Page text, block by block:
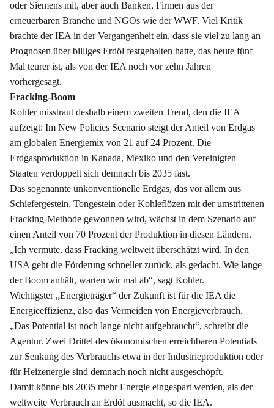
oder Siemens mit, aber auch Banken, Firmen aus der
erneuerbaren Branche und NGOs wie der WWF. Viel Kritik
brachte der IEA in der Vergangenheit ein, dass sie viel zu lang an
Prognosen über billiges Erdöl festgehalten hatte, das heute fünf
Mal teurer ist, als von der IEA noch vor zehn Jahren
vorhergesagt.
Fracking-Boom
Kohler misstraut deshalb einem zweiten Trend, den die IEA
aufzeigt: Im New Policies Scenario steigt der Anteil von Erdgas
am globalen Energiemix von 21 auf 24 Prozent. Die
Erdgasproduktion in Kanada, Mexiko und den Vereinigten
Staaten verdoppelt sich demnach bis 2035 fast.
Das sogenannte unkonventionelle Erdgas, das vor allem aus
Schiefergestein, Tongestein oder Kohleflözen mit der umstrittenen
Fracking-Methode gewonnen wird, wächst in dem Szenario auf
einen Anteil von 70 Prozent der Produktion in diesen Ländern.
„Ich vermute, dass Fracking weltweit überschätzt wird. In den
USA geht die Förderung schneller zurück, als gedacht. Wie lange
der Boom anhält, warten wir mal ab“, sagt Kohler.
Wichtigster „Energieträger“ der Zukunft ist für die IEA die
Energieeffizienz, also das Vermeiden von Energieverbrauch.
„Das Potential ist noch lange nicht aufgebraucht“, schreibt die
Agentur. Zwei Drittel des ökonomischen erreichbaren Potentials
zur Senkung des Verbrauchs etwa in der Industrieproduktion oder
für Heizenergie sind demnach noch nicht ausgeschöpft.
Damit könne bis 2035 mehr Energie eingespart werden, als der
weltweite Verbrauch an Erdöl ausmacht, so die IEA.